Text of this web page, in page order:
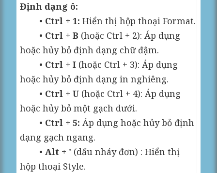
Định dạng ô:
• Ctrl + 1: Hiển thị hộp thoại Format.
• Ctrl + B (hoặc Ctrl + 2): Áp dụng
hoặc hủy bỏ định dạng chữ đậm.
• Ctrl + I (hoặc Ctrl + 3): Áp dụng
hoặc hủy bỏ định dạng in nghiêng.
• Ctrl + U (hoặc Ctrl + 4): Áp dụng
hoặc hủy bỏ một gạch dưới.
• Ctrl + 5: Áp dụng hoặc hủy bỏ định
dạng gạch ngang.
•Alt + ' (dấu nháy đơn) : Hiển thị
hộp thoại Style.